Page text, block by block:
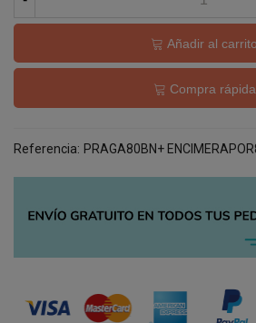
Añadir al carrito
Compra rápida
Referencia: PRAGA80BN+